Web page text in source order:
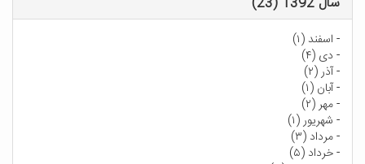
- اسفند (۱)
- دی (۴)
-آذر (۲)
-آبان (۱)
-مهر (۲)
- شهریور (۱)
-مرداد (۳)
-خرداد (۵)